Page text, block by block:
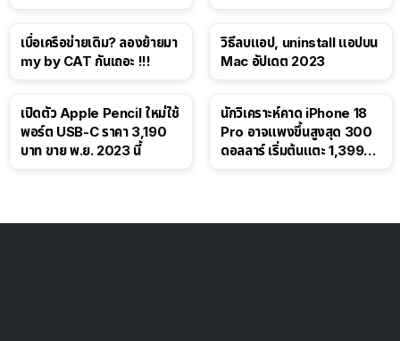
เบื่อเครือข่ายเดิม? ลองย้ายมา
my by CAT กันเถอะ !!!
วิธีลบแอป, uninstall แอปบน
Mac อัปเดต 2023
เปิดตัว Apple Pencil ใหม่ใช้
พอร์ต USB-C ราคา 3,190
บาท ขาย พ.ย. 2023 นี้
นักวิเคราะห์คาด iPhone 18
Pro อาจแพงขึ้นสูงสุด 300
ดอลลาร์ เริ่มต้นแตะ 1,399